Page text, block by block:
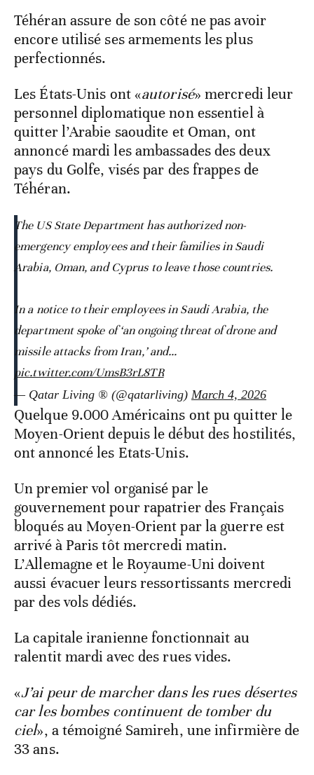
Téhéran assure de son côté ne pas avoir
encore utilisé ses armements les plus
perfectionnés.
Les États-Unis ont «autorisé» mercredi leur
personnel diplomatique non essentiel à
quitter l’Arabie saoudite et Oman, ont
annoncé mardi les ambassades des deux
pays du Golfe, visés par des frappes de
Téhéran.
The US State Department has authorized non-
emergency employees and their families in Saudi
Arabia, Oman, and Cyprus to leave those countries.
In a notice to their employees in Saudi Arabia, the
department spoke of ‘an ongoing threat of drone and
missile attacks from Iran,’ and…
pic.twitter.com/UmsB3rL8TR
— Qatar Living ® (@qatarliving) March 4, 2026
Quelque 9.000 Américains ont pu quitter le
Moyen-Orient depuis le début des hostilités,
ont annoncé les Etats-Unis.
Un premier vol organisé par le
gouvernement pour rapatrier des Français
bloqués au Moyen-Orient par la guerre est
arrivé à Paris tôt mercredi matin.
L’Allemagne et le Royaume-Uni doivent
aussi évacuer leurs ressortissants mercredi
par des vols dédiés.
La capitale iranienne fonctionnait au
ralentit mardi avec des rues vides.
«J’ai peur de marcher dans les rues désertes
car les bombes continuent de tomber du
ciel», a témoigné Samireh, une infirmière de
33 ans.